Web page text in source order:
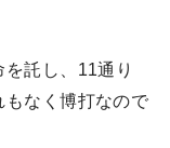
託し、11通り
なく博打なので